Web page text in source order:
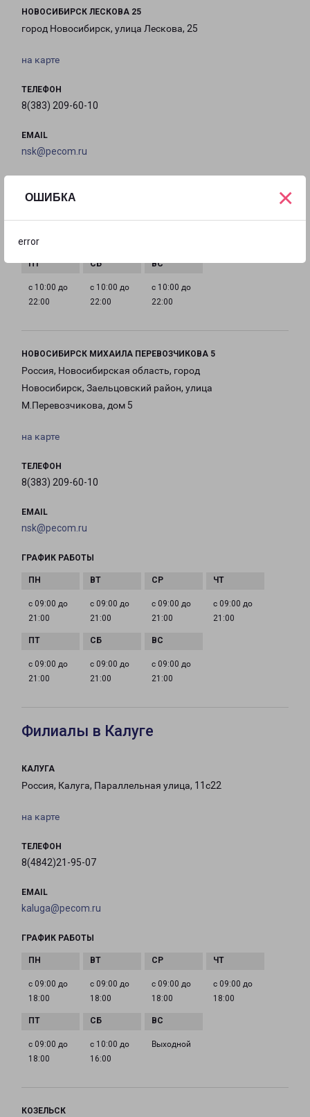
ОШИБКА
error
×
НОВОСИБИРСК ЛЕСКОВА 25
город Новосибирск, улица Лескова, 25
на карте
ТЕЛЕФОН
8(383) 209-60-10
EMAIL
nsk@pecom.ru
22:00
с 10:00 до
22:00
с 10:00 до
22:00
с 10:00 до
22:00
НОВОСИБИРСК МИХАИЛА ПЕРЕВОЗЧИКОВА 5
Россия, Новосибирская область, город
Новосибирск, Заельцовский район, улица
М.Перевозчикова, дом 5
на карте
ТЕЛЕФОН
8(383) 209-60-10
EMAIL
nsk@pecom.ru
ГРАФИК РАБОТЫ
с 09:00 до
21:00
с 09:00 до
21:00
с 09:00 до
21:00
с 09:00 до
21:00
с 09:00 до
21:00
с 09:00 до
21:00
с 09:00 до
21:00
Филиалы в Калуге
КАЛУГА
Россия, Калуга, Параллельная улица, 11с22
на карте
ТЕЛЕФОН
8(4842)21-95-07
EMAIL
kaluga@pecom.ru
ГРАФИК РАБОТЫ
с 09:00 до
18:00
с 09:00 до
18:00
с 09:00 до
18:00
с 09:00 до
18:00
с 09:00 до
18:00
с 10:00 до
16:00
Выходной
КОЗЕЛЬСК